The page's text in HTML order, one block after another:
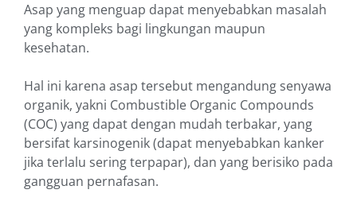
Asap yang menguap dapat menyebabkan masalah
yang kompleks bagi lingkungan maupun
kesehatan.
Hal ini karena asap tersebut mengandung senyawa
organik, yakni Combustible Organic Compounds
(COC) yang dapat dengan mudah terbakar, yang
bersifat karsinogenik (dapat menyebabkan kanker
jika terlalu sering terpapar), dan yang berisiko pada
gangguan pernafasan.